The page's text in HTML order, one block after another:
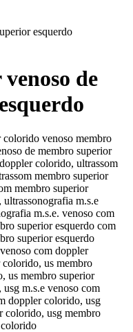
esquerdo
de
colorido venoso membro
de membro superior
colorido, ultrassom
membro superior
membro superior
m.s.e
m.s.e. venoso com
superior esquerdo com
superior esquerdo
com doppler
us membro
us membro superior
m.s.e venoso com
doppler colorido, usg
colorido, usg membro